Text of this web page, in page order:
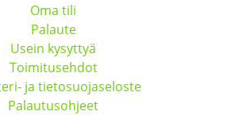
Oma tili
Palaute
Usein kysyttyä
Toimitusehdot
ja tietosuojaseloste
Palautusohjeet